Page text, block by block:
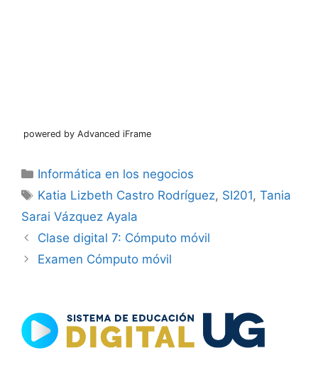
powered by Advanced iFrame
Categorías
Informática en los negocios
Etiquetas
Katia Lizbeth Castro Rodríguez, SI201,Tania
Sarai Vázquez Ayala
Clase digital 7: Cómputo móvil
Examen Cómputo móvil